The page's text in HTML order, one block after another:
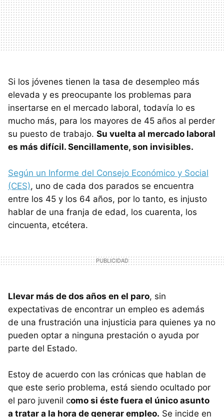
Si los jóvenes tienen la tasa de desempleo más
elevada y es preocupante los problemas para
insertarse en el mercado laboral, todavía lo es
mucho más, para los mayores de 45 años al perder
su puesto de trabajo. Su vuelta al mercado laboral
es más difícil. Sencillamente, son invisibles.
Según un Informe del Consejo Económico y Social
(CES), uno de cada dos parados se encuentra
entre los 45 y los 64 años, por lo tanto, es injusto
hablar de una franja de edad, los cuarenta, los
cincuenta, etcétera.
Llevar más de dos años en el paro, sin
expectativas de encontrar un empleo es además
de una frustración una injusticia para quienes ya no
pueden optar a ninguna prestación o ayuda por
parte del Estado.
Estoy de acuerdo con las crónicas que hablan de
que este serio problema, está siendo ocultado por
el paro juvenil como si éste fuera el único asunto
a tratar a la hora de generar empleo. Se incide en